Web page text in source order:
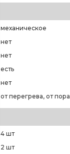
механическое
нет
нет
есть
нет
от перегрева, от
4 шт
2 шт